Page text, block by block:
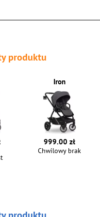
produktu
Iron
999.00 zł
Chwilowy brak